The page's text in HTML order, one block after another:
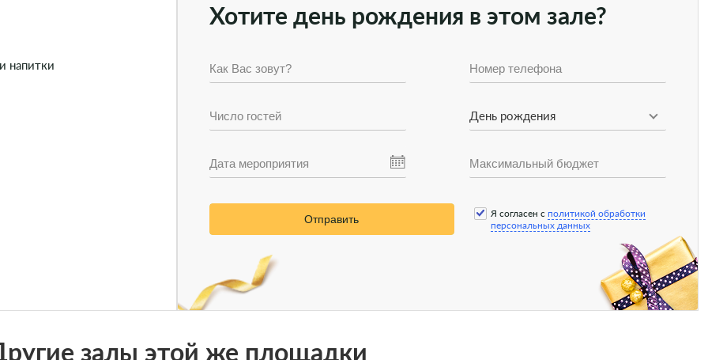
напитки
Хотите день рождения в этом зале?
День рождения
Отправить Я согласен с политикой обработки
персональных данных
залы этой же площадки